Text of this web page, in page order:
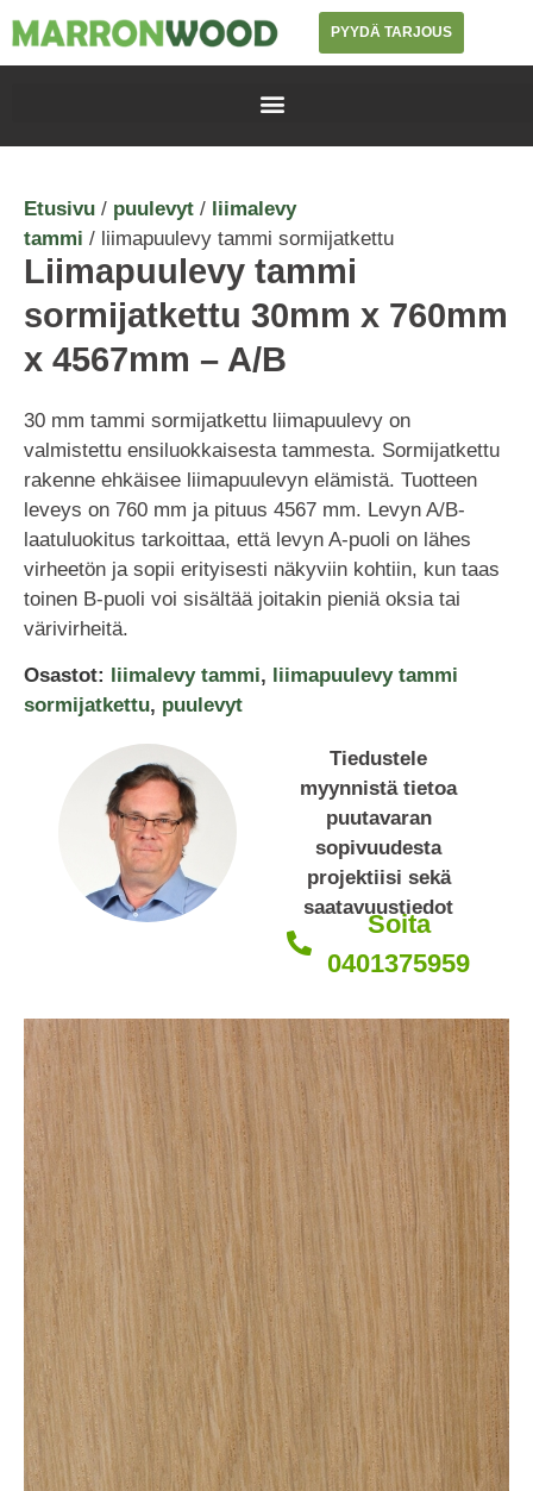
PYYDÄ TARJOUS
Etusivu / puulevyt / liimalevy
tammi / liimapuulevy tammi sormijatkettu
Liimapuulevy tammi
sormijatkettu 30mm x 760mm
x 4567mm – A/B
30 mm tammi sormijatkettu liimapuulevy on
valmistettu ensiluokkaisesta tammesta. Sormijatkettu
rakenne ehkäisee liimapuulevyn elämistä. Tuotteen
leveys on 760 mm ja pituus 4567 mm. Levyn A/B-
laatuluokitus tarkoittaa, että levyn A-puoli on lähes
virheetön ja sopii erityisesti näkyviin kohtiin, kun taas
toinen B-puoli voi sisältää joitakin pieniä oksia tai
värivirheitä.
Osastot: liimalevy tammi,
liimapuulevy tammi
sormijatkettu, puulevyt
Tiedustele
myynnistä tietoa
puutavaran
sopivuudesta
projektiisi sekä
saatavuustiedot
Soita
0401375959